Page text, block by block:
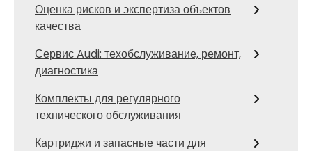
Оценка рисков и экспертиза объектов
качества
Сервис Audi: техобслуживание, ремонт,
диагностика
Комплекты для регулярного
технического обслуживания
Картриджи и запасные части для